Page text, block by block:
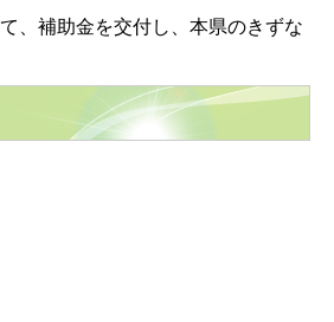
、補助金を交付し、本県のきずな